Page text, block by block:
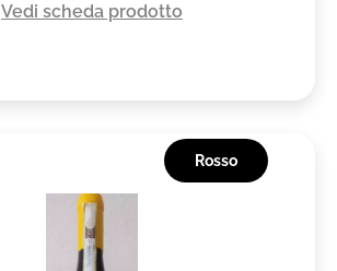
Vedi scheda prodotto
Rosso